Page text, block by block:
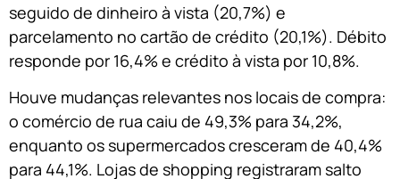
seguido de dinheiro à vista (20,7%) e
parcelamento no cartão de crédito (20,1%). Débito
responde por 16,4% e crédito à vista por 10,8%.
Houve mudanças relevantes nos locais de compra:
o comércio de rua caiu de 49,3% para 34,2%,
enquanto os supermercados cresceram de 40,4%
para 44,1%. Lojas de shopping registraram salto